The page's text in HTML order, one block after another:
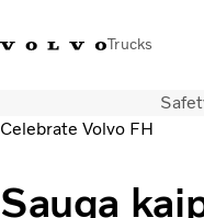
Trucks
Volvo
Transporto sprendimai
Celebrate Volvo FH
Sauga